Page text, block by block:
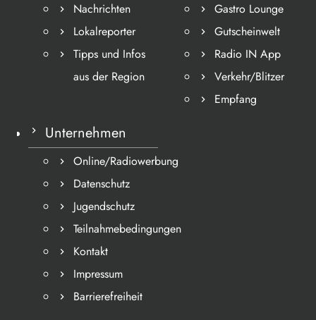
Nachrichten
Lokalreporter
Tipps und Infos
aus der Region
Gastro Lounge
Gutscheinwelt
Radio IN App
Verkehr/Blitzer
Empfang
Unternehmen
Online/Radiowerbung
Datenschutz
Jugendschutz
Teilnahmebedingungen
Kontakt
Impressum
Barrierefreiheit